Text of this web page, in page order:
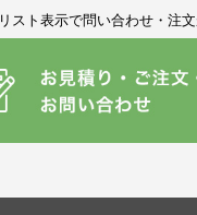
リスト表示で問い合わせ・注文